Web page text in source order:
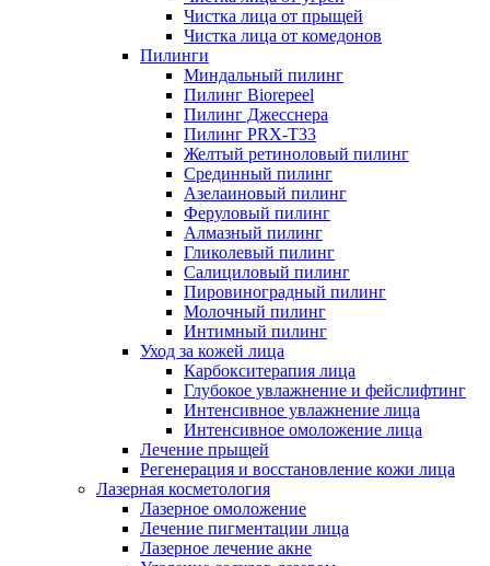
Чистка лица от прыщей
Чистка лица от комедонов
Пилинги
Миндальный пилинг
Пилинг Biorepeel
Пилинг Джесснера
Пилинг PRX-T33
Желтый ретиноловый пилинг
Срединный пилинг
Азелаиновый пилинг
Феруловый пилинг
Алмазный пилинг
Гликолевый пилинг
Салициловый пилинг
Пировиноградный пилинг
Молочный пилинг
Интимный пилинг
Уход за кожей лица
Карбокситерапия лица
Глубокое увлажнение и фейслифтинг
Интенсивное увлажнение лица
Интенсивное омоложение лица
Лечение прыщей
Регенерация и восстановление кожи лица
Лазерная косметология
Лазерное омоложение
Лечение пигментации лица
Лазерное лечение акне